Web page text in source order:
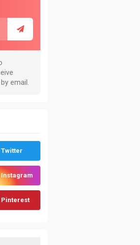
Twitter
Instagram
Pinterest